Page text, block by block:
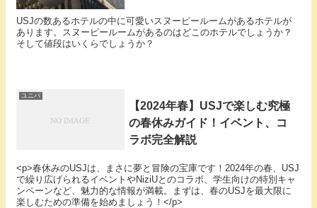
USJの数あるホテルの中に可愛いスヌーピールームがあるホテルが
あります。スヌーピールームがあるのはどこのホテルでしょうか？
そして値段はいくらでしょうか？
ユニバ
【2024年春】USJで楽しむ究極
の春休みガイド！イベント、コ
ラボ完全解説
<p>春休みのUSJは、まさに夢と冒険の宝庫です！2024年の春、USJ
で繰り広げられるイベントやNiziUとのコラボ、学生向けの特別キャ
ンペーンなど、魅力的な情報が満載。まずは、春のUSJを最大限に
楽しむための準備を始めましょう！</p>